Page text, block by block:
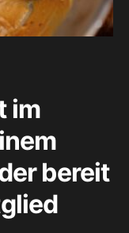
im
bereit